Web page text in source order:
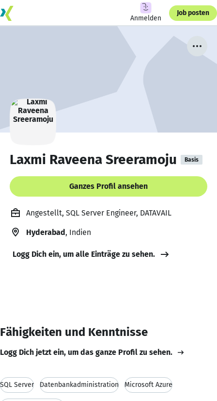
Anmelden
Job posten
Laxmi Raveena Sreeramoju Basis
Ganzes Profil ansehen
Angestellt, SQL Server Engineer, DATAVAIL
Hyderabad, Indien
Logg Dich ein, um alle Einträge zu sehen.
Fähigkeiten und Kenntnisse
Logg Dich jetzt ein, um das ganze Profil zu sehen.
SQL Server Datenbankadministration Microsoft Azure